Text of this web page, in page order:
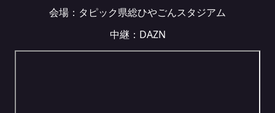
会場：タピック県総ひやごんスタジアム
中継： DAZN